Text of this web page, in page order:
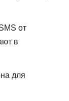
от
в
для